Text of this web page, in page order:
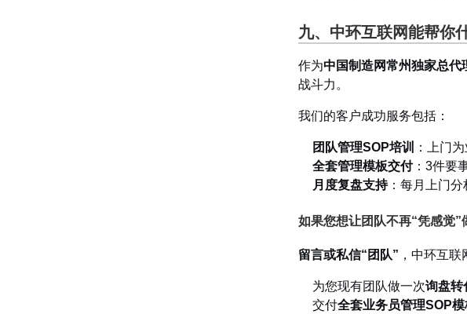
九、中环互联网能帮你
作为中国制造网常州独家总代
战斗力。
我们的客户成功服务包括：
团队管理SOP培训
：上门
全套管理模板交付：3件要
月度复盘支持：每月上门分
如果您想让团队不再“凭感觉”
留言或私信“团队” ，中环互
为您现有团队做一次询盘转
交付全套业务员管理SOP模